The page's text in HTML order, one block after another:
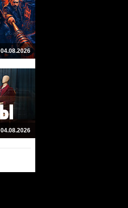
04.08.2026
04.08.2026